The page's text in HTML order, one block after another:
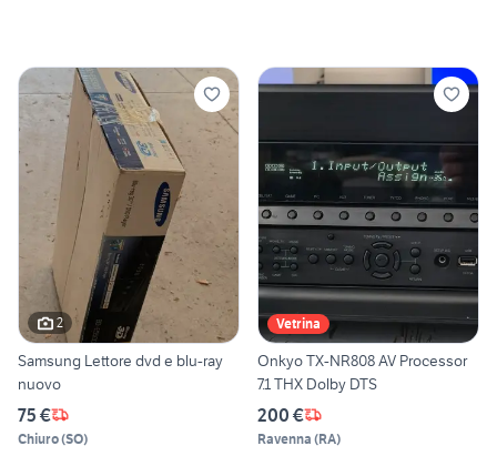
2
Samsung Lettore dvd e blu-ray
nuovo
75 €
Chiuro(SO)
Vetrina
Onkyo TX-NR808 AV Processor
7.1 THX Dolby DTS
200 €
Ravenna (RA)